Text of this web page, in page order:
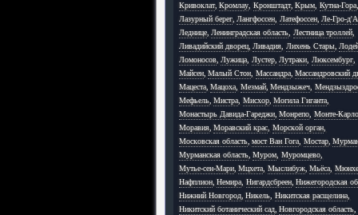
Кривоклат, Кромлау Кронштадт, Крым Кутна-Гора,
Лазурный берег, Лангфоссен Латефоссен, Ле-Гро-
Леднице, Ленинградская область Лестница троллей,
Ливадийский дворец, Ливадия, Лихень Стары,
Ломоносов, Лужица Лустер, Лутраки Люксембург,
Майсен, Малый Стон Массандра, Массандровский
Мацеста, Мацоха Мезмай, Мендзыжеч,
Мефьель, Мистра Мисхор, Могила Гиганта
Монастырь Давида-Гареджи, Монрепо Монте-Карло
Моравия, Моравский крас Морской орган,
Московская область, мост Ван Гога Мостар,
Мурманская область, Муром Муромцево,
Мутье-сен-Мари, Мцхета Мыслибуж, Мьёса
Нафплион, Немира Нигардсбреен, Нижегородская
Нижний Новгород, Никель Никитская расщелина,
Никитский ботанический сад, Новгородская область